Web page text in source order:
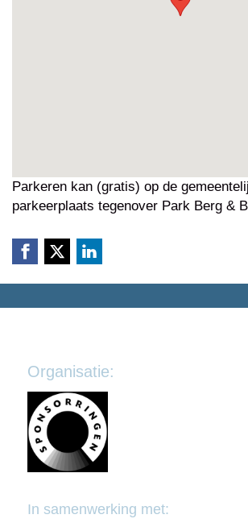
Parkeren kan (gratis) op de
parkeerplaats tegenover Park Berg &
Organisatie:
In samenwerking met: